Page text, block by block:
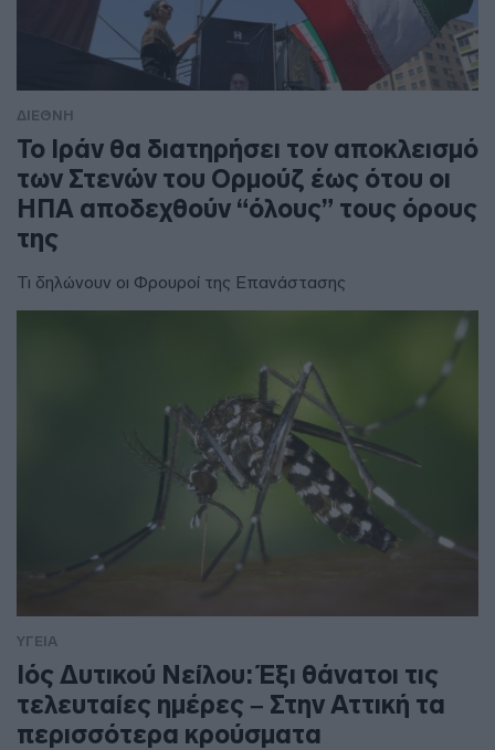
ΔΙΕΘΝΗ
To Ιράν θα διατηρήσει τον αποκλεισμό
των Στενών του Ορμούζ έως ότου οι
ΗΠΑ αποδεχθούν “όλους” τους όρους
της
Τι δηλώνουν οι Φρουροί της Επανάστασης
ΥΓΕΙΑ
Ιός Δυτικού Νείλου: Έξι θάνατοι τις
τελευταίες ημέρες – Στην Αττική τα
περισσότερα κρούσματα